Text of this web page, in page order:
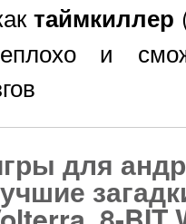
таймкиллер
и
для